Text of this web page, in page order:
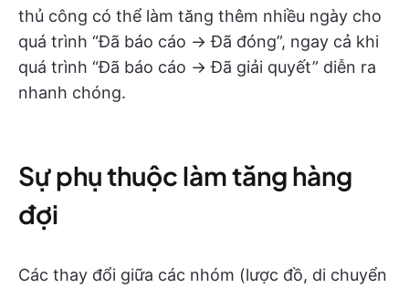
thủ công có thể làm tăng thêm nhiều ngày cho
quá trình “Đã báo cáo → Đã đóng”, ngay cả khi
quá trình “Đã báo cáo → Đã giải quyết” diễn ra
nhanh chóng.
Sự phụ thuộc làm tăng hàng
đợi
Các thay đổi giữa các nhóm (lược đồ, di chuyển